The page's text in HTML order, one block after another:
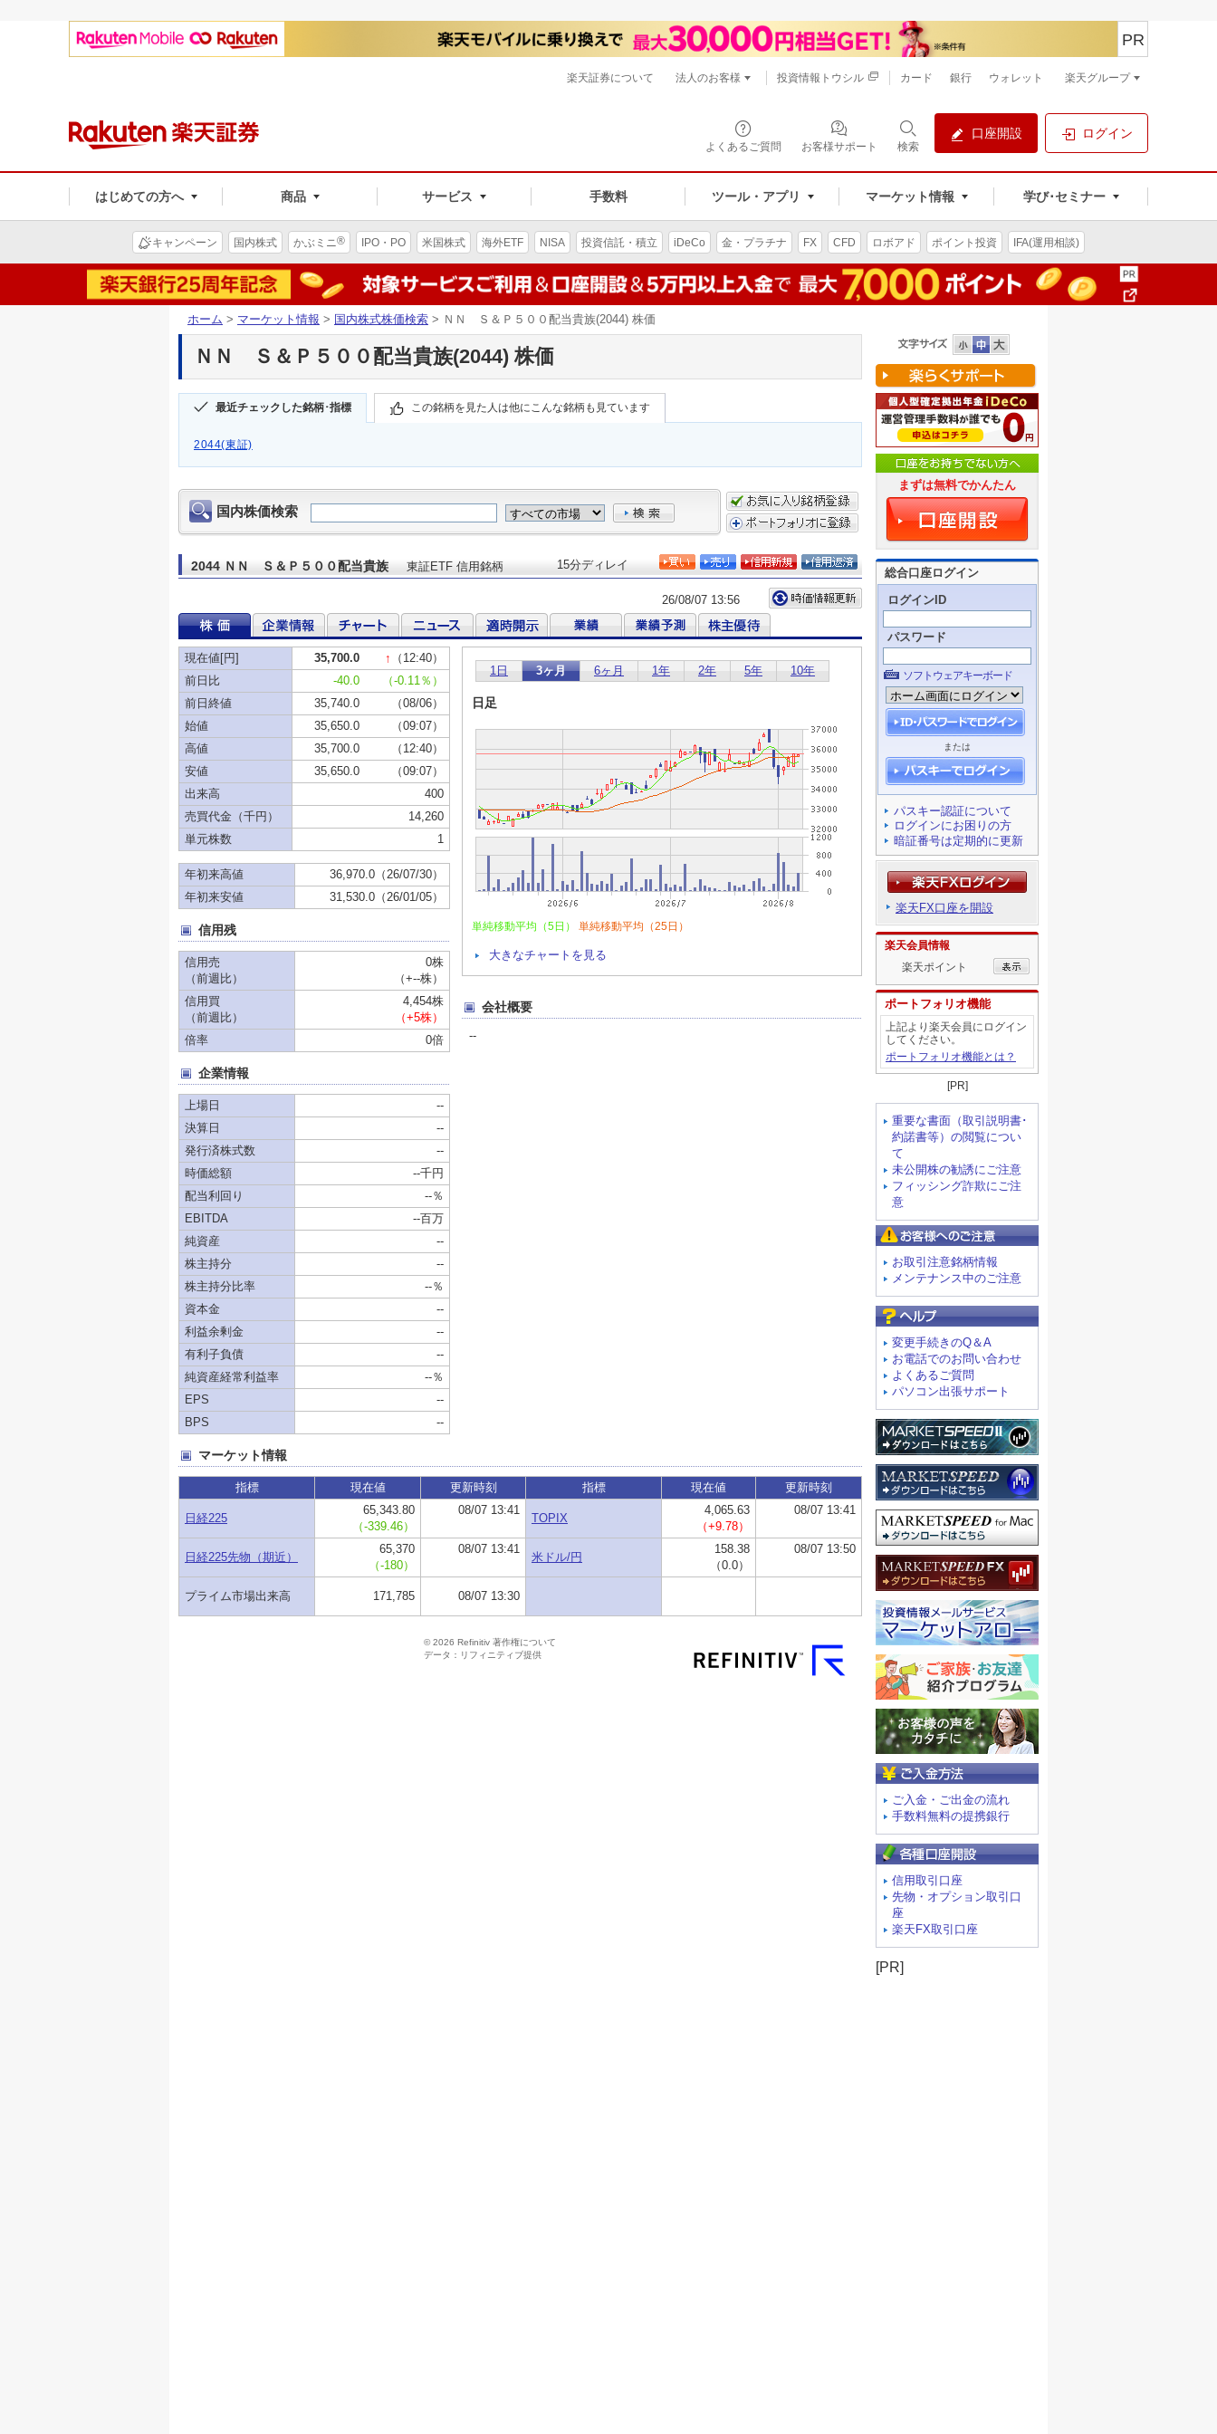
よくあるご質問 お客様サポート 検索
口座開設 ログイン
はじめての方へ 商品 サービス 手数料 ツール・アプリ マーケット情報 学び･セミナー
PR
楽天証券について 法人のお客様 投資情報トウシル カード 銀行 ウォレット 楽天グループ
キャンペーン 国内株式 かぶミニ® IPO・PO 米国株式 海外ETF NISA 投資信託・積立 iDeCo 金・プラチナ FX CFD ロボアド ポイント投資 IFA(運用相談)
ホーム > マーケット情報 > 国内株式株価検索 > ＮＮ Ｓ＆Ｐ５００配当貴族(2044) 株価
ＮＮ Ｓ＆Ｐ５００配当貴族(2044) 株価
最近チェックした銘柄･指標 この銘柄を見た人は他にこんな銘柄も見ています
2044(東証)
まずは無料でかんたん
総合口座ログイン
ログインID
パスワード
ソフトウェアキーボード
または
パスキー認証について
ログインにお困りの方
暗証番号は定期的に更新
楽天FX口座を開設
楽天会員情報
楽天ポイント
ポートフォリオ機能
上記より楽天会員にログイン
してください。
ポートフォリオ機能とは？
[PR]
重要な書面（取引説明書･
約諾書等）の閲覧につい
て
未公開株の勧誘にご注意
フィッシング詐欺にご注
意
お取引注意銘柄情報
メンテナンス中のご注意
変更手続きのQ＆A
お電話でのお問い合わせ
よくあるご質問
パソコン出張サポート
ご入金・ご出金の流れ
手数料無料の提携銀行
信用取引口座
先物・オプション取引口
座
楽天FX取引口座
[PR]